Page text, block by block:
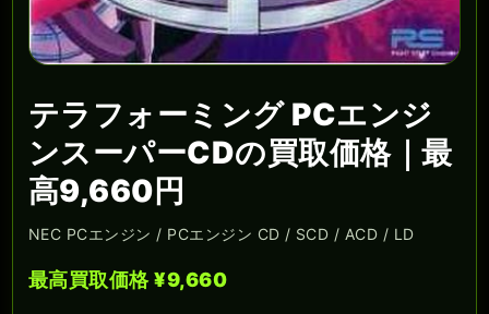
テラフォーミング PCエンジ
ンスーパーCDの買取価格｜最
高9,660円
NEC PCエンジン / PCエンジン CD / SCD / ACD / LD
最高買取価格 ¥9,660